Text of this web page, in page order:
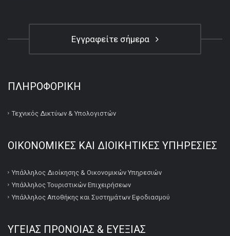
Εγγραφείτε σήμερα
ΠΛΗΡΟΦΟΡΙΚΉ
Τεχνικός Δικτύων & Υπολογιστών
ΟΙΚΟΝΟΜΙΚΕΣ ΚΑΙ ΔΙΟΙΚΗΤΙΚΕΣ ΥΠΗΡΕΣΙΕΣ
Υπάλληλος Διοίκησης & Οικονομικών Υπηρεσιών
Υπάλληλος Τουριστικών Επιχειρήσεων
Υπάλληλος Αποθήκης και Συστημάτων Εφοδιασμού
ΥΓΕΙΑΣ ΠΡΟΝΟΙΑΣ & ΕΥΕΞΙΑΣ